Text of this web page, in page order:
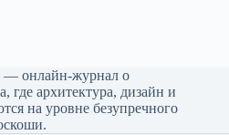
— онлайн‑журнал о
где архитектура, дизайн и
на уровне безупречного